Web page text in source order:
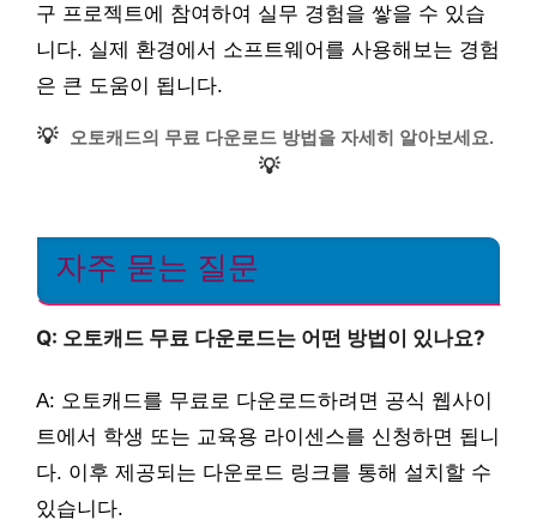
구 프로젝트에 참여하여 실무 경험을 쌓을 수 있습
니다. 실제 환경에서 소프트웨어를 사용해보는 경험
은 큰 도움이 됩니다.
💡 오토캐드의 무료 다운로드 방법을 자세히 알아보세요.
💡
자주 묻는 질문
Q: 오토캐드 무료 다운로드는 어떤 방법이 있나요?
A: 오토캐드를 무료로 다운로드하려면 공식 웹사이
트에서 학생 또는 교육용 라이센스를 신청하면 됩니
다. 이후 제공되는 다운로드 링크를 통해 설치할 수
있습니다.